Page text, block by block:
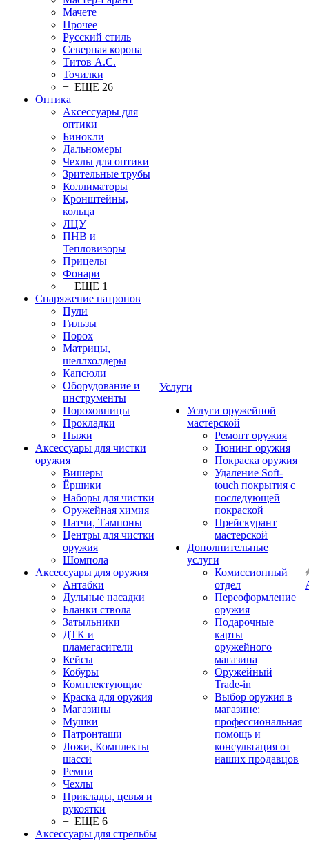
Мачете
Прочее
Русский стиль
Северная корона
Титов А.С.
Точилки
+ ЕЩЕ 26
Оптика
Аксессуары для
оптики
Бинокли
Дальномеры
Чехлы для оптики
Зрительные трубы
Коллиматоры
Кронштейны,
кольца
ЛЦУ
ПНВ и
Тепловизоры
Прицелы
Фонари
+ ЕЩЕ 1
Снаряжение патронов
Пули
Гильзы
Порох
Матрицы,
шеллхолдеры
Капсюли
Оборудование и
инструменты
Пороховницы
Прокладки
Пыжи
Аксессуары для чистки
оружия
Вишеры
Ёршики
Наборы для чистки
Оружейная химия
Патчи, Тампоны
Центры для чистки
оружия
Шомпола
Аксессуары для оружия
Антабки
Дульные насадки
Бланки ствола
Затыльники
ДТК и
пламегасители
Кейсы
Кобуры
Комплектующие
Краска для оружия
Магазины
Мушки
Патронташи
Ложи, Комплекты
шасси
Ремни
Чехлы
Приклады, цевья и
рукоятки
+ ЕЩЕ 6
Аксессуары для стрельбы
Услуги
Услуги оружейной
мастерской
Ремонт оружия
Тюнинг оружия
Покраска оружия
Удаление Soft-
touch покрытия с
последующей
покраской
Прейскурант
мастерской
Дополнительные
услуги
Комиссионный
отдел
Переоформление
оружия
Подарочные
карты
оружейного
магазина
Оружейный
Trade-in
Выбор оружия в
магазине:
профессиональная
помощь и
консультация от
наших продавцов